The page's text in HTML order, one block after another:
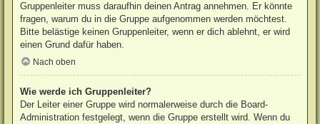
Gruppenleiter muss daraufhin deinen Antrag annehmen. Er könnte
fragen, warum du in die Gruppe aufgenommen werden möchtest.
Bitte belästige keinen Gruppenleiter, wenn er dich ablehnt, er wird
einen Grund dafür haben.
Nach oben
Wie werde ich Gruppenleiter?
Der Leiter einer Gruppe wird normalerweise durch die Board-
Administration festgelegt, wenn die Gruppe erstellt wird. Wenn du